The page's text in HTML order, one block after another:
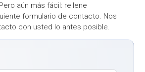
aún más fácil: rellene
formulario de contacto. Nos
con usted lo antes posible.